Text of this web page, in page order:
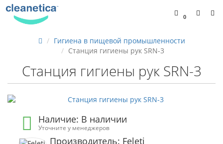
0
Гигиена в пищевой промышленности
Станция гигиены рук SRN-3
Станция гигиены рук SRN-3
Наличие: В наличии
Уточните у менеджеров
Производитель: Feleti